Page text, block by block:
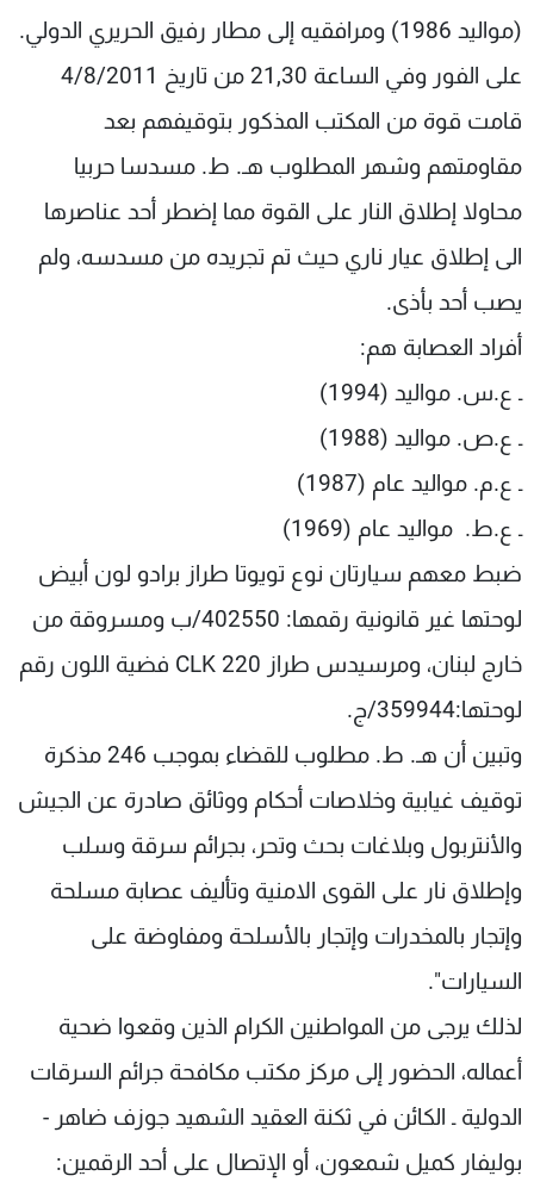
(مواليد 1986) ومرافقيه إلى مطار رفيق الحريري الدولي.
على الفور وفي الساعة 21,30 من تاريخ 4/8/2011
قامت قوة من المكتب المذكور بتوقيفهم بعد
مقاومتهم وشهر المطلوب هـ. ط. مسدسا حربيا
محاولا إطلاق النار على القوة مما إضطر أحد عناصرها
الى إطلاق عيار ناري حيث تم تجريده من مسدسه، ولم
يصب أحد بأذى.
أفراد العصابة هم:
ـ ع.س. مواليد (1994)
ـ ع.ص. مواليد (1988)
ـ ع.م. مواليد عام (1987)
ـ ع.ط. مواليد عام (1969)
ضبط معهم سيارتان نوع تويوتا طراز برادو لون أبيض
لوحتها غير قانونية رقمها: 402550/ب ومسروقة من
خارج لبنان، ومرسيدس طراز 220 CLK فضية اللون رقم
لوحتها:359944/ج.
وتبين أن هـ. ط. مطلوب للقضاء بموجب 246 مذكرة
توقيف غيابية وخلاصات أحكام ووثائق صادرة عن الجيش
والأنتربول وبلاغات بحث وتحر، بجرائم سرقة وسلب
وإطلاق نار على القوى الامنية وتأليف عصابة مسلحة
وإتجار بالمخدرات وإتجار بالأسلحة ومفاوضة على
السيارات".
لذلك يرجى من المواطنين الكرام الذين وقعوا ضحية
أعماله، الحضور إلى مركز مكتب مكافحة جرائم السرقات
الدولية ـ الكائن في ثكنة العقيد الشهيد جوزف ضاهر -
بوليفار كميل شمعون، أو الإتصال على أحد الرقمين: